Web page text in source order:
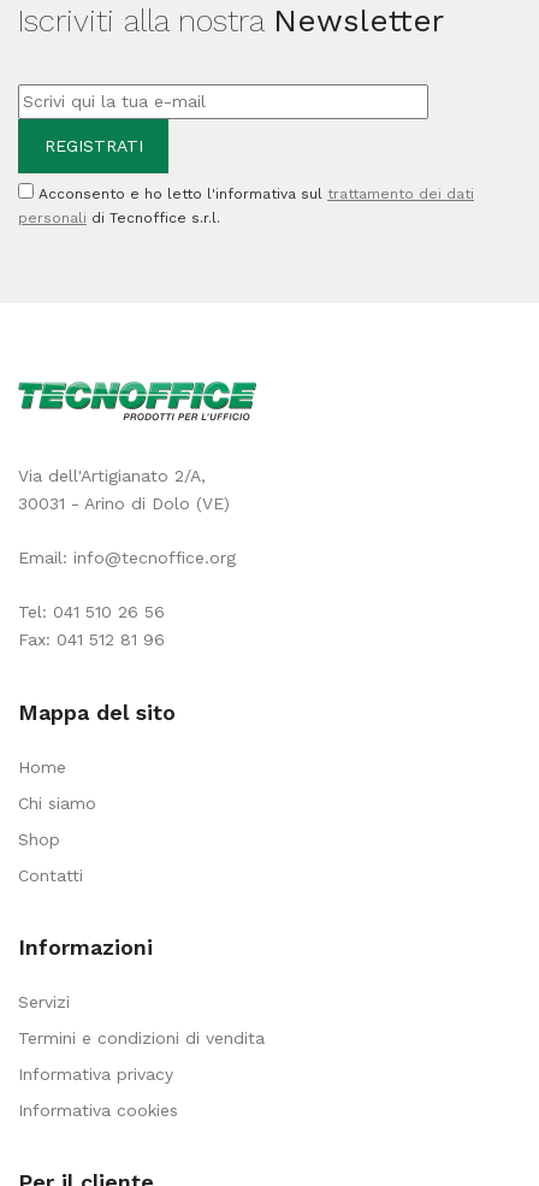
36.000
quantità
Iscriviti alla nostra Newsletter
Acconsento e ho letto l'informativa sul trattamento dei dati
personali di Tecnoffice s.r.l.
Via dell'Artigianato 2/A,
30031 - Arino di Dolo (VE)
Email: info@tecnoffice.org
Tel: 041 510 26 56
Fax: 041 512 81 96
Mappa del sito
Home
Chi siamo
Shop
Contatti
Informazioni
Servizi
Termini e condizioni di vendita
Informativa privacy
Informativa cookies